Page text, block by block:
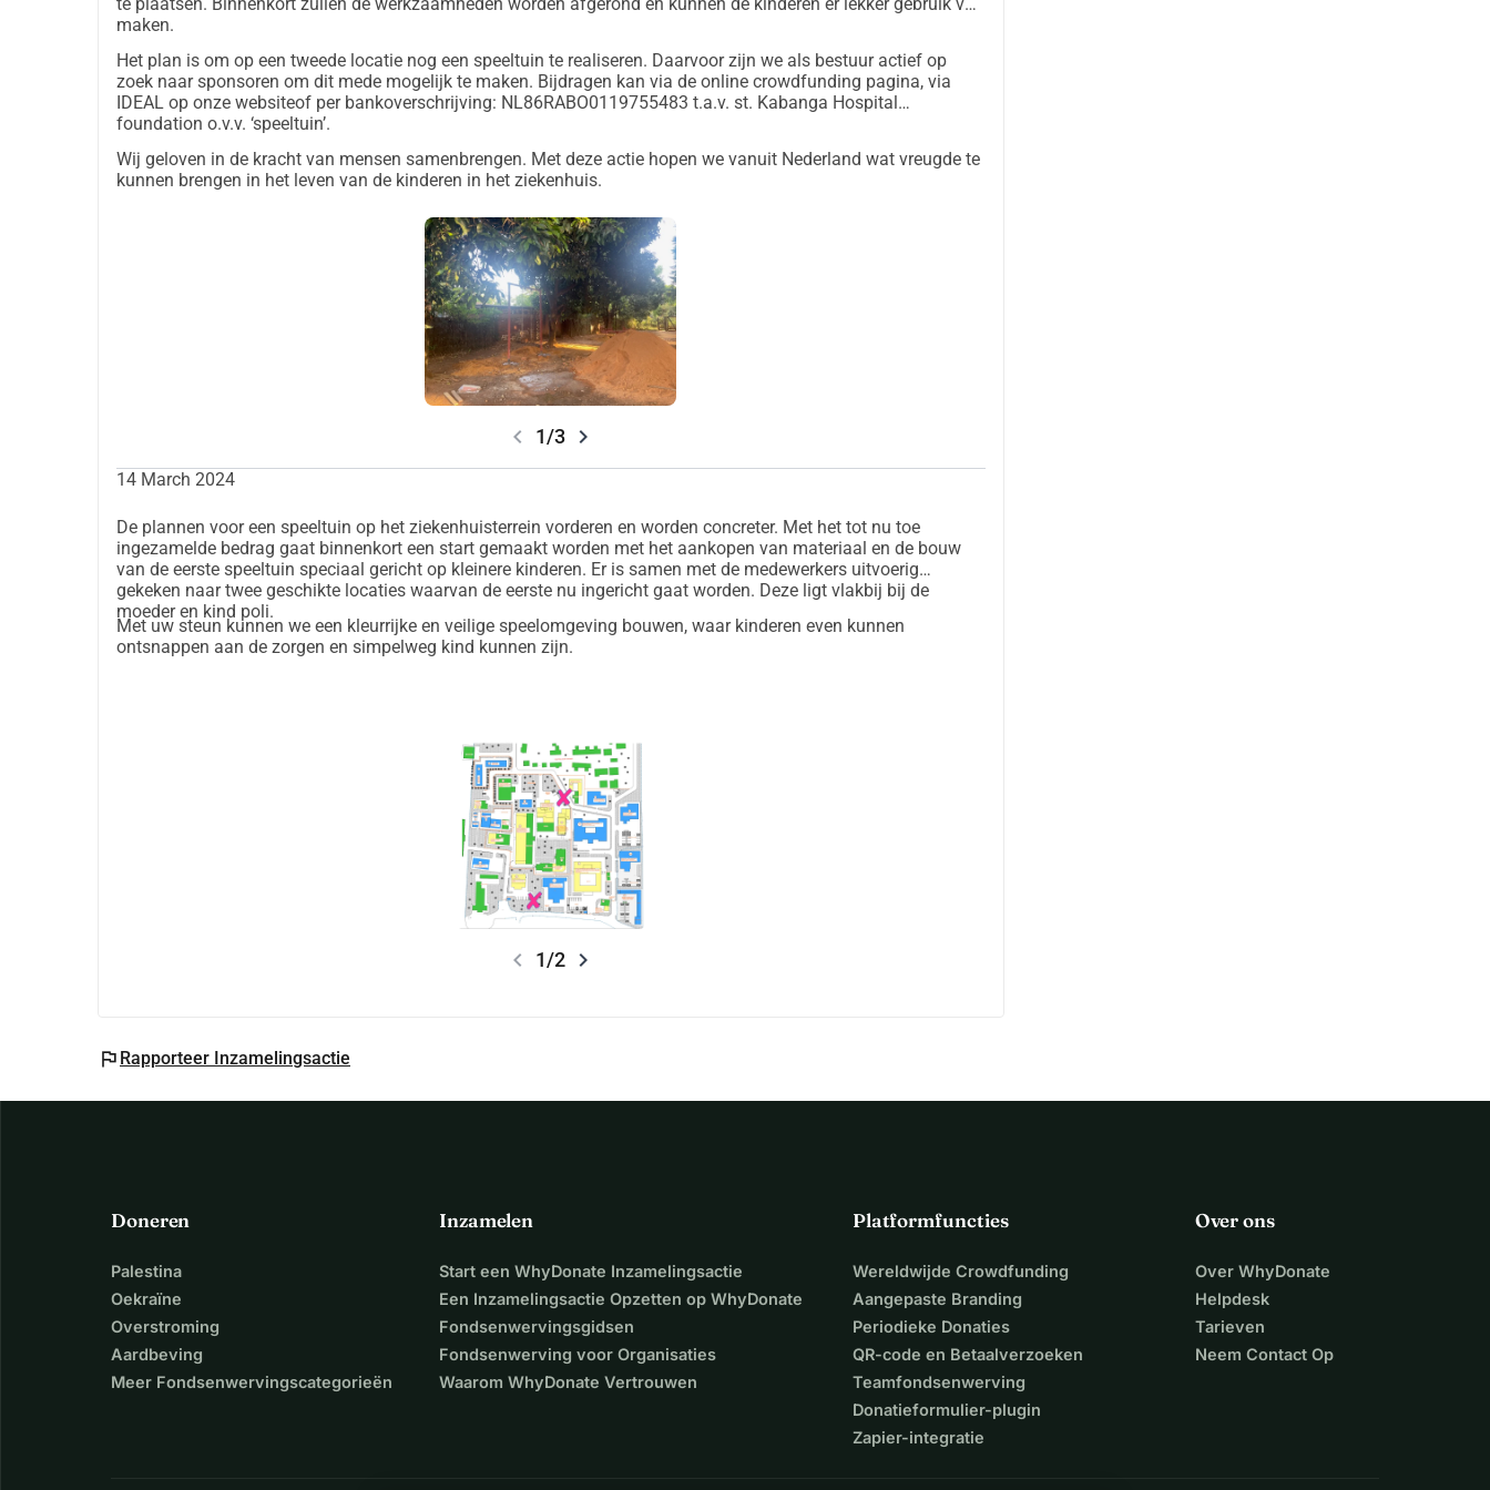
partnerschappen met de stichting en het ziekenhuis in Kabanga.
kunnen brengen in het leven van de kinderen in het ziekenhuis.
maken.
Het plan is om op een tweede locatie nog een speeltuin te realiseren. Daarvoor zijn we als bestuur actief op
zoek naar sponsoren om dit mede mogelijk te maken. Bijdragen kan via de online crowdfunding pagina, via
IDEAL op onze websiteof per bankoverschrijving: NL86RABO0119755483 t.a.v. st. Kabanga Hospital
foundation o.v.v. ‘speeltuin’.
Wij geloven in de kracht van mensen samenbrengen. Met deze actie hopen we vanuit Nederland wat vreugde te
kunnen brengen in het leven van de kinderen in het ziekenhuis.
chevron_left 1/3 chevron_right
14 March 2024
De plannen voor een speeltuin op het ziekenhuisterrein vorderen en worden concreter. Met het tot nu toe
ingezamelde bedrag gaat binnenkort een start gemaakt worden met het aankopen van materiaal en de bouw
van de eerste speeltuin speciaal gericht op kleinere kinderen. Er is samen met de medewerkers uitvoerig
gekeken naar twee geschikte locaties waarvan de eerste nu ingericht gaat worden. Deze ligt vlakbij bij de
moeder en kind poli.
Met uw steun kunnen we een kleurrijke en veilige speelomgeving bouwen, waar kinderen even kunnen
ontsnappen aan de zorgen en simpelweg kind kunnen zijn.
chevron_left 1/2 chevron_right
flag Rapporteer Inzamelingsactie
Doneren
Palestina
Oekraïne
Overstroming
Aardbeving
Meer Fondsenwervingscategorieën
Inzamelen
Start een WhyDonate Inzamelingsactie
Een Inzamelingsactie Opzetten op WhyDonate
Fondsenwervingsgidsen
Fondsenwerving voor Organisaties
Waarom WhyDonate Vertrouwen
Platformfuncties
Wereldwijde Crowdfunding
Aangepaste Branding
Periodieke Donaties
QR-code en Betaalverzoeken
Teamfondsenwerving
Donatieformulier-plugin
Zapier-integratie
Over ons
Over WhyDonate
Helpdesk
Tarieven
Neem Contact Op